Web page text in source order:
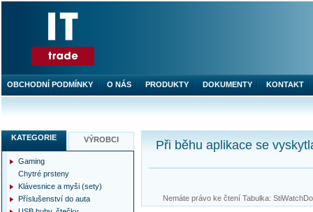
Při běhu aplikace se
Nemáte právo ke čtení Tabulka:
KATEGORIE VÝROBCI
Gaming
Chytré prsteny
Klávesnice a myši (sety)
Příslušenství do auta
OBCHODNÍ PODMÍNKY O NÁS PRODUKTY DOKUMENTY KONTAKT